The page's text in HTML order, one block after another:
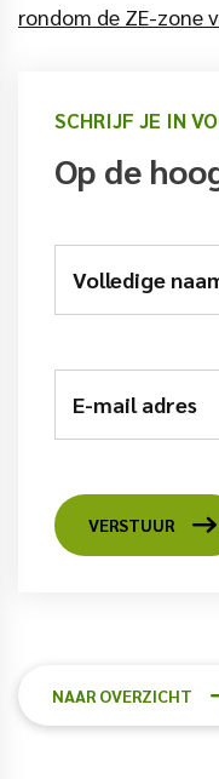
rondom de ZE-zone
SCHRIJF JE IN
Op de
Volledige
E-mail adres
VERSTUUR
NAAR OVERZICHT